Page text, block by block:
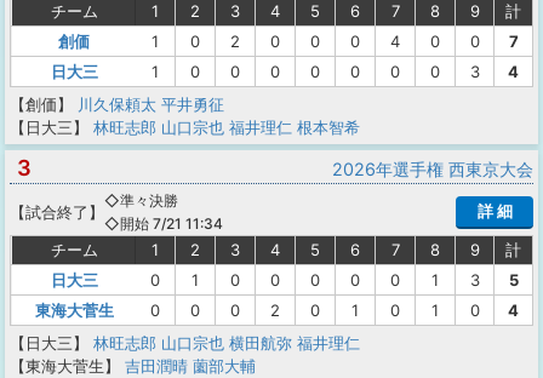
チーム 1 2 3 4 5 6 7 8 9
計
創価
1 0 2 0 0 0 4 0 0
7
日大三
1 0 0 0 0 0 0 0 3
4
【創価】
川久保頼太 平井勇征
【日大三】
林旺志郎 山口宗也 福井理仁 根本智希
3 2026年選手権 西東京大会
【試合終了 】
◇準々決勝
◇開始 7/21 11:34
詳 細
チーム 1 2 3 4 5 6 7 8 9
計
日大三
0 1 0 0 0 0 0 1 3
5
東海大菅生
0 0 0 2 0 1 0 1 0
4
【日大三】
林旺志郎 山口宗也 横田航弥 福井理仁
【東海大菅生】
吉田潤晴 薗部大輔